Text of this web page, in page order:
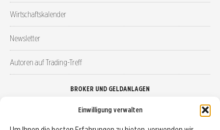
Einwilligung verwalten
Wirtschaftskalender
Newsletter
Autoren auf Trading-Treff
BROKER UND GELDANLAGEN